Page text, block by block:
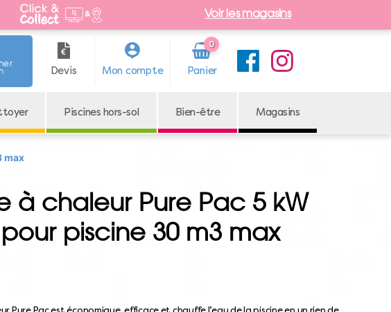
Voir les magasins
Devis Mon compte
0
Arti
cle
Piscines hors-sol Bien-être Magasins
max
à chaleur Pure Pac 5 kW
piscine 30 m3 max